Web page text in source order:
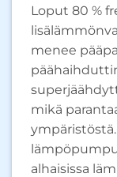
Loput 80 %
menee
mikä
alhaisissa